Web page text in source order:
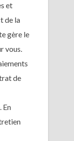
et
de la
gère le
vous.
de
En